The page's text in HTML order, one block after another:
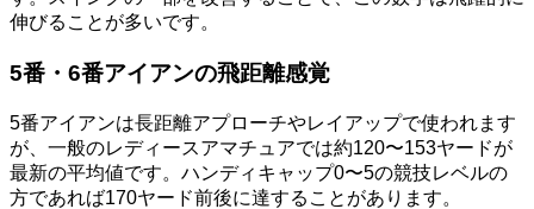
伸びることが多いです。
5番・6番アイアンの飛距離感覚
5番アイアンは長距離アプローチやレイアップで使われます
が、一般のレディースアマチュアでは約120〜153ヤードが
最新の平均値です。ハンディキャップ0〜5の競技レベルの
方であれば170ヤード前後に達することがあります。